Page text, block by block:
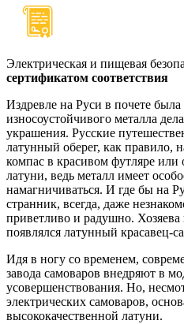
Электрическая и пищевая
сертификатом соответствия
Издревле на Руси в почете
износоустойчивого металла
украшения. Русские
латунный оберег, как правило,
компас в красивом футляре или
латуни, ведь металл имеет
намагничиваться. И где бы на
странник, всегда, даже
приветливо и радушно. Хозяева
появлялся латунный красавец-
Идя в ногу со временем,
завода самоваров внедряют в
усовершенствования. Но,
электрических самоваров,
высококачественной латуни.